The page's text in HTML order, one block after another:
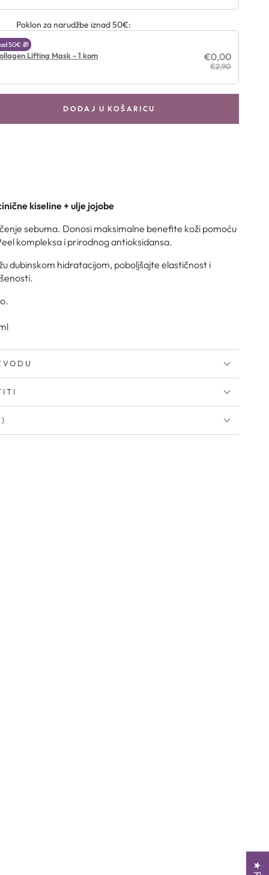
Poklon za narudžbe iznad 50€:
50€ 🎁
Lifting Mask - 1 kom €0,00
€2,90
DODAJ U KOŠARICU
kiseline + ulje jojobe
sebuma. Donosi maksimalne benefite koži pomoću
kompleksa i prirodnog antioksidansa.
dubinskom hidratacijom, poboljšajte elastičnost i